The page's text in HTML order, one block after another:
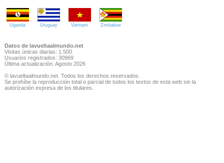
Uganda Uruguay Vietnam Zimbabue
Datos de lavueltaalmundo.net
Visitas únicas diarias: 1.500
Usuarios registrados: 30969
Última actualización: Agosto 2026
© lavueltaalmundo.net. Todos los derechos reservados.
Se prohíbe la reproducción total o parcial de todos los textos de esta web sin la
autorización expresa de los titulares.